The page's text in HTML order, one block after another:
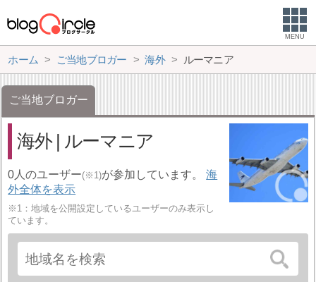
MENU
ホーム ご当地ブロガー 海外 ルーマニア
ご当地ブロガー
海外 | ルーマニア
0人のユーザー(※1)が参加しています。海
外全体を表示
※1：地域を公開設定しているユーザーのみ表示し
ています。